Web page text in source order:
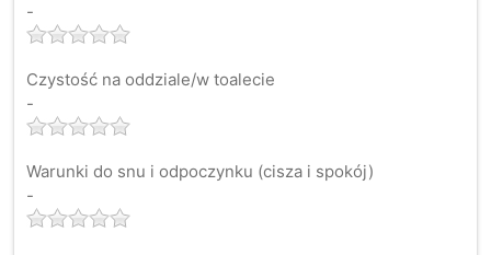
-
Czystość na oddziale/w toalecie
-
Warunki do snu i odpoczynku (cisza i spokój)
-